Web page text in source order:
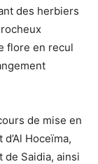
des herbiers
flore en recul
de mise en
Hoceïma,
de Saidia, ainsi